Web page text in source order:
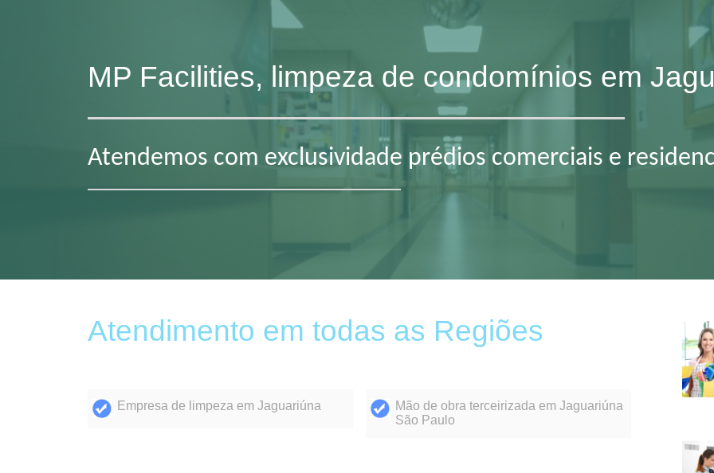
MP Facilities, limpeza de condomínios em
Atendemos com exclusividade prédios comerciais e
Atendimento em todas as Regiões
Empresa de limpeza em Jaguariúna
Mão de obra terceirizada em Jaguariúna
São Paulo